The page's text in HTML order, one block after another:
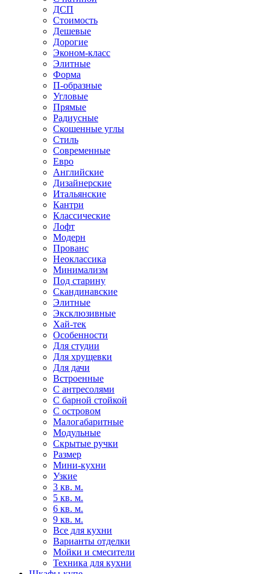
ДСП
Стоимость
Дешевые
Дорогие
Эконом-класс
Элитные
Форма
П-образные
Угловые
Прямые
Радиусные
Скошенные углы
Стиль
Современные
Евро
Английские
Дизайнерские
Итальянские
Кантри
Классические
Лофт
Модерн
Прованс
Неоклассика
Минимализм
Под старину
Скандинавские
Элитные
Эксклюзивные
Хай-тек
Особенности
Для студии
Для хрущевки
Для дачи
Встроенные
С антресолями
С барной стойкой
С островом
Малогабаритные
Модульные
Скрытые ручки
Размер
Мини-кухни
Узкие
3 кв. м.
5 кв. м.
6 кв. м.
9 кв. м.
Все для кухни
Варианты отделки
Мойки и смесители
Техника для кухни